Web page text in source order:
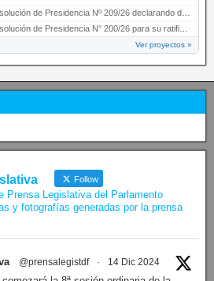
Presidencia Nº 209/26 declarando de interés provincial la presen…
de Presidencia N° 200/26 para su ratificación.
Ver proyectos »
Follow
Prensa Legislativa del Parlamento
y fotografías generadas por la prensa
@prensalegistdf · 14 Dic 2024